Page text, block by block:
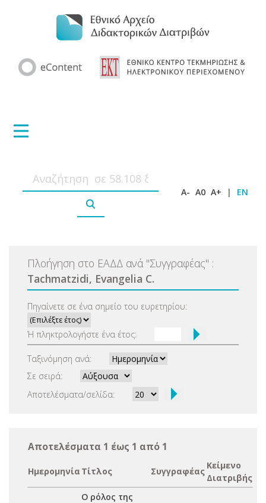
A- A0 A+ | EN
Πλοήγηση στο ΕΑΔΔ ανά "Συγγραφέας" :
Tachmatzidi, Evangelia C.
Πηγαίνετε σε ένα σημείο του ευρετηρίου:
Ή πληκτρολογήστε ένα έτος:
Ταξινόμηση ανά:
Σε σειρά:
Αποτελέσματα/σελίδα:
Αποτελέσματα 1 έως 1 από 1
Ημερομηνία Τίτλος Συγγραφέας
Κείμενο
Διατριβής
Ο ρόλος της